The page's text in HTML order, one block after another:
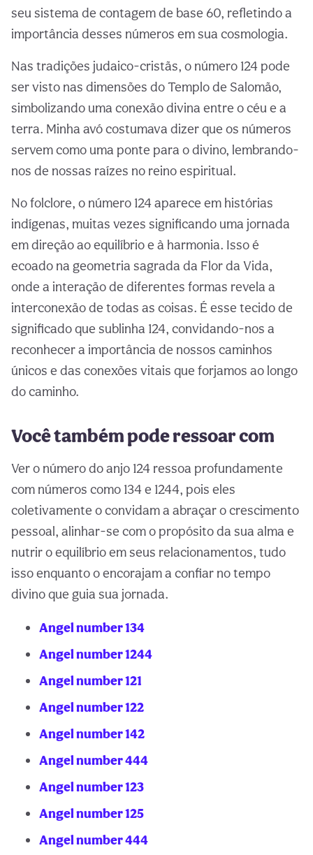
seu sistema de contagem de base 60, refletindo a
importância desses números em sua cosmologia.
Nas tradições judaico-cristãs, o número 124 pode
ser visto nas dimensões do Templo de Salomão,
simbolizando uma conexão divina entre o céu e a
terra. Minha avó costumava dizer que os números
servem como uma ponte para o divino, lembrando-
nos de nossas raízes no reino espiritual.
No folclore, o número 124 aparece em histórias
indígenas, muitas vezes significando uma jornada
em direção ao equilíbrio e à harmonia. Isso é
ecoado na geometria sagrada da Flor da Vida,
onde a interação de diferentes formas revela a
interconexão de todas as coisas. É esse tecido de
significado que sublinha 124, convidando-nos a
reconhecer a importância de nossos caminhos
únicos e das conexões vitais que forjamos ao longo
do caminho.
Você também pode ressoar com
Ver o número do anjo 124 ressoa profundamente
com números como 134 e 1244, pois eles
coletivamente o convidam a abraçar o crescimento
pessoal, alinhar-se com o propósito da sua alma e
nutrir o equilíbrio em seus relacionamentos, tudo
isso enquanto o encorajam a confiar no tempo
divino que guia sua jornada.
Angel number 134
Angel number 1244
Angel number 121
Angel number 122
Angel number 142
Angel number 444
Angel number 123
Angel number 125
Angel number 444